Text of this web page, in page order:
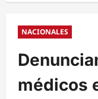
NACIONALES
médicos